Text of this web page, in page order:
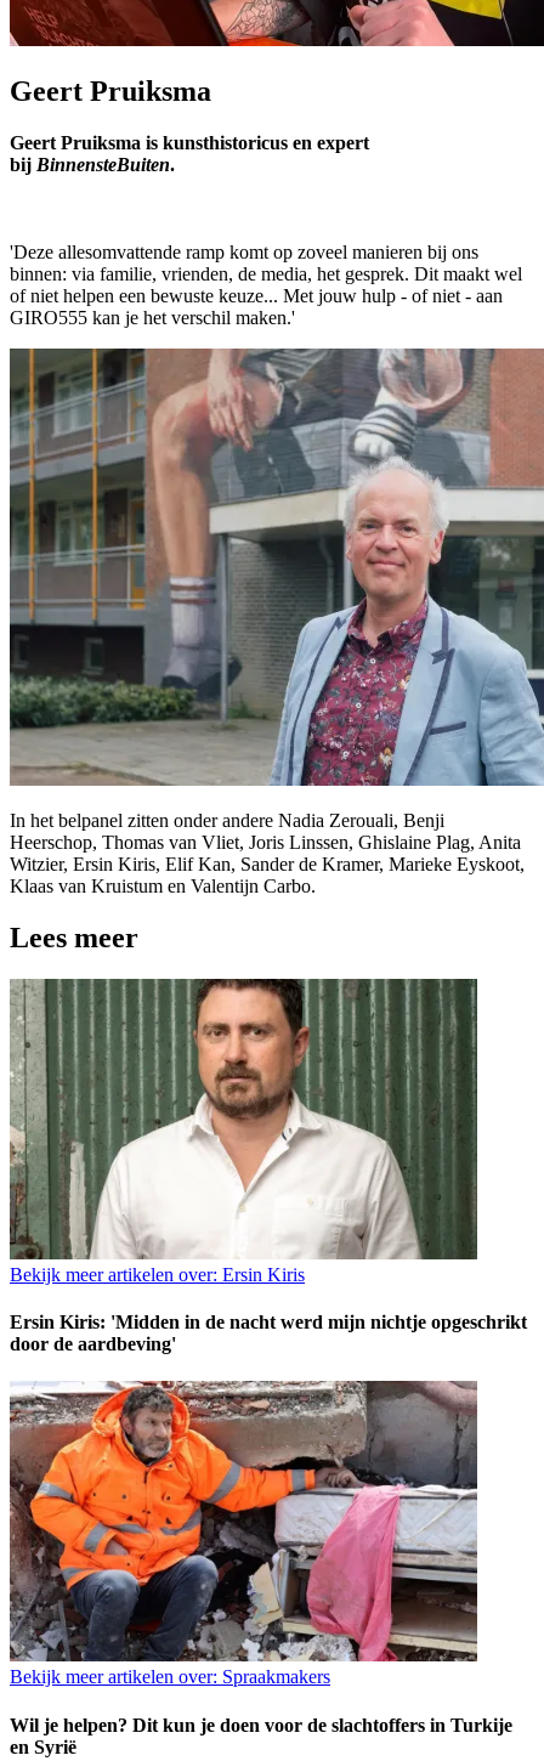
Geert Pruiksma
Geert Pruiksma is kunsthistoricus en expert
bij BinnensteBuiten.
'Deze allesomvattende ramp komt op zoveel manieren bij ons
binnen: via familie, vrienden, de media, het gesprek. Dit maakt wel
of niet helpen een bewuste keuze... Met jouw hulp - of niet - aan
GIRO555 kan je het verschil maken.'
In het belpanel zitten onder andere Nadia Zerouali, Benji
Heerschop, Thomas van Vliet, Joris Linssen, Ghislaine Plag, Anita
Witzier, Ersin Kiris, Elif Kan, Sander de Kramer, Marieke Eyskoot,
Klaas van Kruistum en Valentijn Carbo.
Lees meer
Bekijk meer artikelen over: Ersin Kiris
Ersin Kiris: 'Midden in de nacht werd mijn nichtje opgeschrikt
door de aardbeving'
Bekijk meer artikelen over: Spraakmakers
Wil je helpen? Dit kun je doen voor de slachtoffers in Turkije
en Syrië